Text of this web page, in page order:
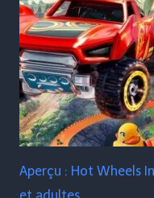
Aperçu : Hot Wheels